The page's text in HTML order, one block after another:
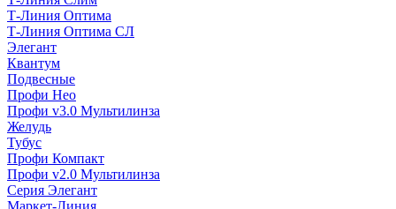
Т-Линия Оптима
Т-Линия Оптима СЛ
Элегант
Квантум
Подвесные
Профи Нео
Профи v3.0 Мультилинза
Желудь
Тубус
Профи Компакт
Профи v2.0 Мультилинза
Серия Элегант
Маркет-Линия